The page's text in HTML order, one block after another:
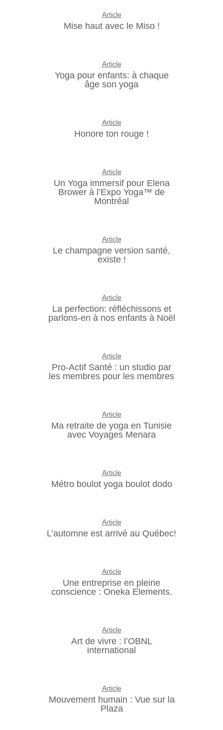
Article
Mise haut avec le Miso !
Article
Yoga pour enfants: à chaque
âge son yoga
Article
Honore ton rouge !
Article
Un Yoga immersif pour Elena
Brower à l’Expo Yoga™ de
Montréal
Article
Le champagne version santé,
existe !
Article
La perfection: réfléchissons et
parlons-en à nos enfants à Noël
Article
Pro-Actif Santé : un studio par
les membres pour les membres
Article
Ma retraite de yoga en Tunisie
avec Voyages Menara
Article
Métro boulot yoga boulot dodo
Article
L’automne est arrivé au Québec!
Article
Une entreprise en pleine
conscience : Oneka Elements.
Article
Art de vivre : l’OBNL
international
Article
Mouvement humain : Vue sur la
Plaza